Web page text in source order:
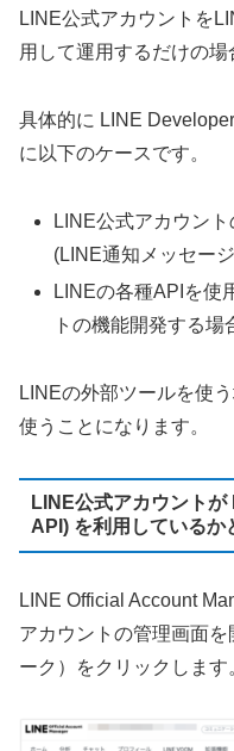
LINE公式アカウントを
用して運用するだけの場
具体的に LINE
に以下のケースです。
LINE公式アカウン
(LINE通知メッセー
LINEの各種APIを使
トの機能開発する場
LINEの外部ツールを使
使うことになります。
LINE公式アカウント
API) を利用しているか
LINE Official Account
アカウントの管理画面
ーク）をクリックします